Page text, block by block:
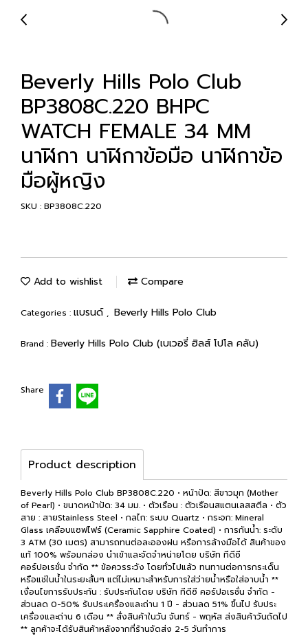
Beverly Hills Polo Club
BP3808C.220 BHPC
WATCH FEMALE 34 MM
นาฬิกา นาฬิกาข้อมือ นาฬิกาข้อ
มือผู้หญิง
SKU : BP3808C.220
Add to wishlist Compare
Categories : แบรนด์ , Beverly Hills Polo Club
Brand : Beverly Hills Polo Club (เบเวอรี่ ฮิลส์ โปโล คลับ)
Share
Product description
Beverly Hills Polo Club BP3808C.220 • หน้าปัด: สีขาวมุก (Mother
of Pearl) • ขนาดหน้าปัด: 34 มม. • ตัวเรือน : ตัวเรือนสแตนเลสสตีล • ตัว
สาย : สายStainless Steel • กลไก: ระบบ Quartz • กระจก: Mineral
Glass เคลือบแซฟไฟร์ (Ceramic Sapphire Coated) • การกันน้ำ: ระดับ
3 ATM (30 เมตร) สามารถทนต่อละอองฝน หรือการล้างมือได้ สินค้าของ
แท้ 100% พร้อมกล่อง นำเข้าและจัดจำหน่ายโดย บริษัท ทีดีซี
คอร์ปอเรชั่น จำกัด ** ข้อควรระวัง โดยทั่วไปแล้ว ทนทานต่อการกระเด็น
หรือแช่ในน้ำในระยะสั้นๆ แต่ไม่เหมาะสำหรับการใส่ว่ายน้ำหรือใส่อาบน้ำ **
เงื่อนไขการรับประกัน : รับประกันโดย บริษัท ทีดีซี คอร์ปอเรชั่น จำกัด -
ส่วนลด 0-50% รับประเครื่องและถ่าน 1 ปี - ส่วนลด 51% ขึ้นไป รับประ
เครื่องและถ่าน 6 เดือน ** สั่งสินค้าในวัน จันทร์ - พฤหัส ส่งสินค้าวันถัดไป
** ลูกค้าจะได้รับสินค้าหลังจากที่ร้านจัดส่ง 2-5 วันทำการ